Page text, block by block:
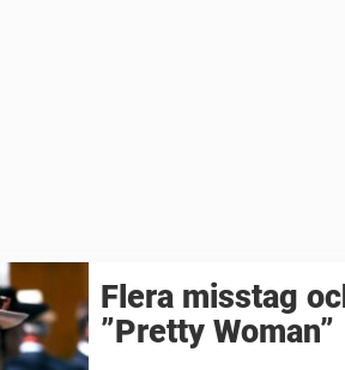
Flera misstag
”Pretty Woman”